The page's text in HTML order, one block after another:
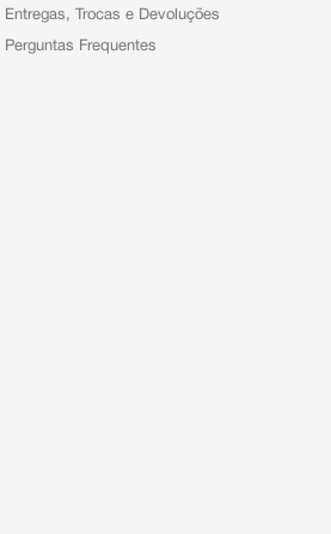
Entregas, Trocas e Devoluções
Perguntas Frequentes